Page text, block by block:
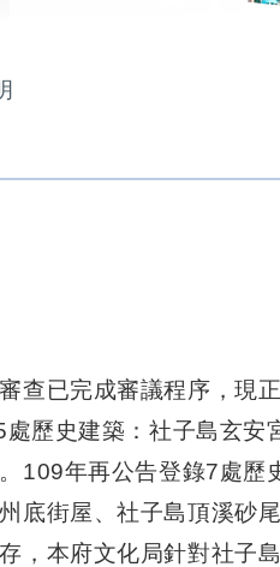
查已完成審議程序，現
歷史建築：社子島玄安
109年再公告登錄7處歷
底街屋、社子島頂溪砂
，本府文化局針對社子